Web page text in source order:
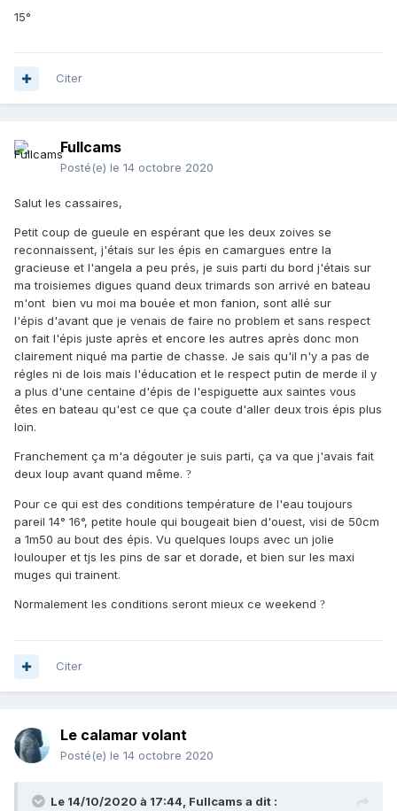
15°
Citer
Fullcams
Posté(e) le 14 octobre 2020
Salut les cassaires,
Petit coup de gueule en espérant que les deux zoives se
reconnaissent, j'étais sur les épis en camargues entre la
gracieuse et l'angela a peu prés, je suis parti du bord j'étais sur
ma troisiemes digues quand deux trimards son arrivé en bateau
m'ont bien vu moi ma bouée et mon fanion, sont allé sur
l'épis d'avant que je venais de faire no problem et sans respect
on fait l'épis juste après et encore les autres après donc mon
clairement niqué ma partie de chasse. Je sais qu'il n'y a pas de
régles ni de lois mais l'éducation et le respect putin de merde il y
a plus d'une centaine d'épis de l'espiguette aux saintes vous
êtes en bateau qu'est ce que ça coute d'aller deux trois épis plus
loin.
Franchement ça m'a dégouter je suis parti, ça va que j'avais fait
deux loup avant quand même. ?
Pour ce qui est des conditions température de l'eau toujours
pareil 14° 16°, petite houle qui bougeait bien d'ouest, visi de 50cm
a 1m50 au bout des épis. Vu quelques loups avec un jolie
loulouper et tjs les pins de sar et dorade, et bien sur les maxi
muges qui trainent.
Normalement les conditions seront mieux ce weekend ?
Citer
Le calamar volant
Posté(e) le 14 octobre 2020
Le 14/10/2020 à 17:44, Fullcams a dit :